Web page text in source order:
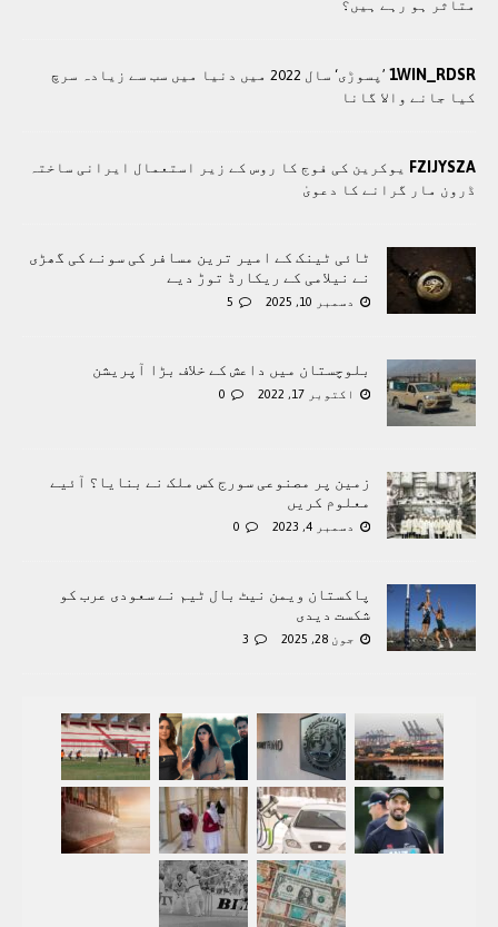
متاثر ہو رہے ہیں؟
1WIN_RDSR
’پسوڑی‘ سال 2022 میں دنیا میں سب سے زیادہ سرچ
کیا جانے والا گانا
FZIJYSZA یوکرین کی فوج کا روس کے زیر استعمال ایرانی ساختہ
ڈرون مار گرانے کا دعویٰ
ٹائی ٹینک کے امیر ترین مسافر کی سونے کی گھڑی
نے نیلامی کے ریکارڈ توڑ دیے
دسمبر 10, 2025 5
بلوچستان میں داعش کے خلاف بڑا آپریشن
اکتوبر 17, 2022 0
زمین پر مصنوعی سورج کس ملک نے بنایا؟ آئیے
معلوم کریں
دسمبر 4, 2023 0
پاکستان ویمن نیٹ بال ٹیم نے سعودی عرب کو
شکست دیدی
جون 28, 2025 3